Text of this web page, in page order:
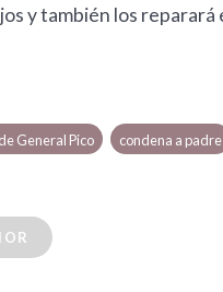
y también los
General Pico condena a padre